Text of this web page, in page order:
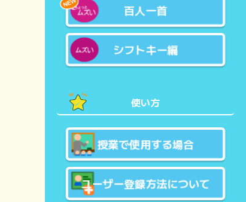
百人一首
シフトキー編
使い方
授業で使用する場合
ユーザー登録方法について